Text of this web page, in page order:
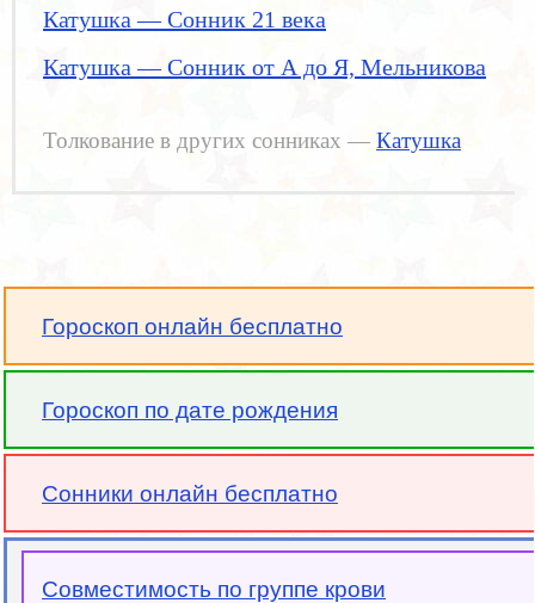
Катушка — Сонник 21 века
Катушка — Сонник от А до Я, Мельникова
Толкование в других сонниках — Катушка
Гороскоп онлайн бесплатно
Гороскоп по дате рождения
Сонники онлайн бесплатно
Совместимость по группе крови